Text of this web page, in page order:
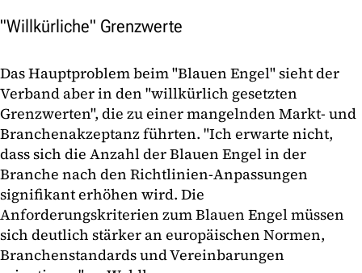
"Willkürliche" Grenzwerte
Das Hauptproblem beim "Blauen Engel" sieht der
Verband aber in den "willkürlich gesetzten
Grenzwerten", die zu einer mangelnden Markt- und
Branchenakzeptanz führten. "Ich erwarte nicht,
dass sich die Anzahl der Blauen Engel in der
Branche nach den Richtlinien-Anpassungen
signifikant erhöhen wird. Die
Anforderungskriterien zum Blauen Engel müssen
sich deutlich stärker an europäischen Normen,
Branchenstandards und Vereinbarungen